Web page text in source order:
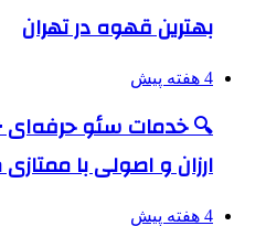
بهترین قهوه در تهران
4 هفته پیش
ارزان و اصولی با
4 هفته پیش